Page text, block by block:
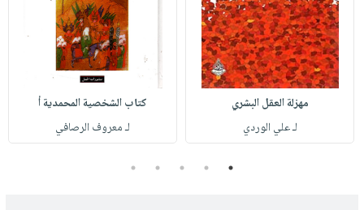
مهزلة العقل البشري
لـ علي الوردي
كتاب الشخصية المحمدية أ
لـ معروف الرصافي
1
2
3
4
5